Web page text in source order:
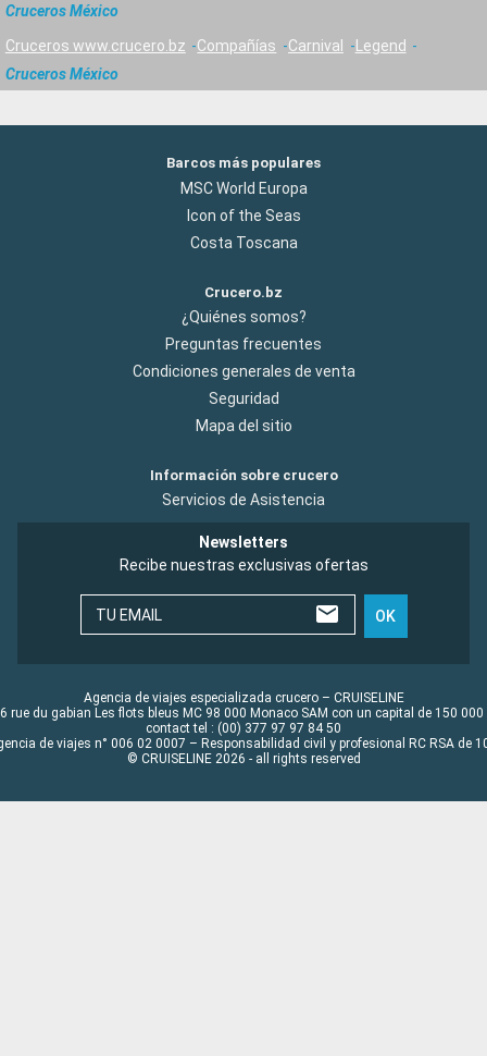
Cruceros México
Cruceros www.crucero.bz Compañías Carnival
Legend
Cruceros México
Barcos más populares
MSC World Europa
Icon of the Seas
Costa Toscana
Crucero.bz
¿Quiénes somos?
Preguntas frecuentes
Condiciones generales de venta
Seguridad
Mapa del sitio
Información sobre crucero
Servicios de Asistencia
Newsletters
Recibe nuestras exclusivas ofertas
TU EMAIL OK
Agencia de viajes especializada crucero – CRUISELINE
rue du gabian Les flots bleus MC 98 000 Monaco SAM con un capital de 150 000
contact tel : (00) 377 97 97 84 50
de viajes n° 006 02 0007 – Responsabilidad civil y profesional RC RSA de
© CRUISELINE 2026 - all rights reserved